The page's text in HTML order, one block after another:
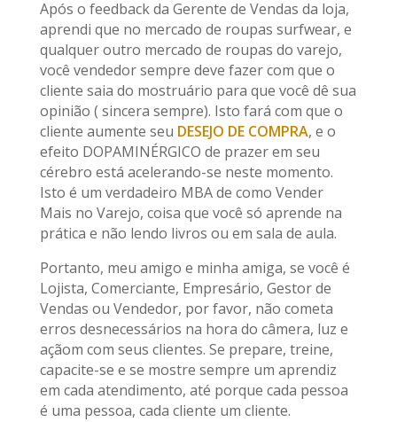
Após o feedback da Gerente de Vendas da loja,
aprendi que no mercado de roupas surfwear, e
qualquer outro mercado de roupas do varejo,
você vendedor sempre deve fazer com que o
cliente saia do mostruário para que você dê sua
opinião ( sincera sempre). Isto fará com que o
cliente aumente seu DESEJO DE COMPRA, e o
efeito DOPAMINÉRGICO de prazer em seu
cérebro está acelerando-se neste momento.
Isto é um verdadeiro MBA de como Vender
Mais no Varejo, coisa que você só aprende na
prática e não lendo livros ou em sala de aula.
Portanto, meu amigo e minha amiga, se você é
Lojista, Comerciante, Empresário, Gestor de
Vendas ou Vendedor, por favor, não cometa
erros desnecessários na hora do câmera, luz e
açãom com seus clientes. Se prepare, treine,
capacite-se e se mostre sempre um aprendiz
em cada atendimento, até porque cada pessoa
é uma pessoa, cada cliente um cliente.